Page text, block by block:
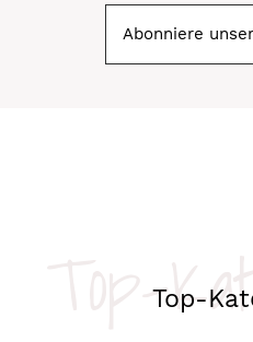
Abonniere
Top-
Top-